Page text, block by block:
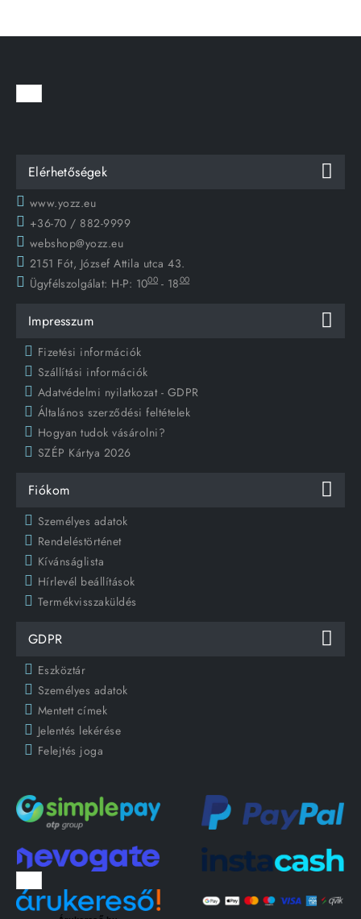
Elérhetőségek
www.yozz.eu
+36-70 / 882-9999
webshop@yozz.eu
2151 Fót, József Attila utca 43.
Ügyfélszolgálat: H-P: 1000 - 1800
Impresszum
Fizetési információk
Szállítási információk
Adatvédelmi nyilatkozat - GDPR
Általános szerződési feltételek
Hogyan tudok vásárolni?
SZÉP Kártya 2026
Fiókom
Személyes adatok
Rendeléstörténet
Kívánságlista
Hírlevél beállítások
Termékvisszaküldés
GDPR
Eszköztár
Személyes adatok
Mentett címek
Jelentés lekérése
Felejtés joga